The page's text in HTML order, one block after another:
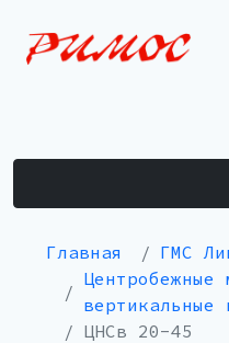
Главная
ГМС
Центробежные
ЦНСв 20-45